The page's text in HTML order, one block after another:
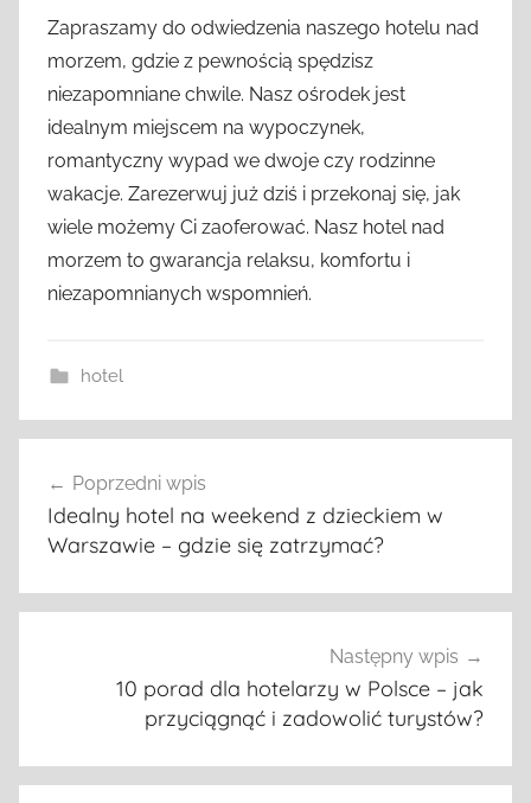
Zapraszamy do odwiedzenia naszego hotelu nad
morzem, gdzie z pewnością spędzisz
niezapomniane chwile. Nasz ośrodek jest
idealnym miejscem na wypoczynek,
romantyczny wypad we dwoje czy rodzinne
wakacje. Zarezerwuj już dziś i przekonaj się, jak
wiele możemy Ci zaoferować. Nasz hotel nad
morzem to gwarancja relaksu, komfortu i
niezapomnianych wspomnień.
hotel
wpisu
Poprzedni wpis
Idealny hotel na weekend z dzieckiem w
Warszawie – gdzie się zatrzymać?
Następny wpis
10 porad dla hotelarzy w Polsce – jak
przyciągnąć i zadowolić turystów?